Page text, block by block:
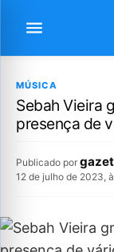
MÚSICA
Sebah Vieira
presença de
Publicado por
12 de julho de 2023,